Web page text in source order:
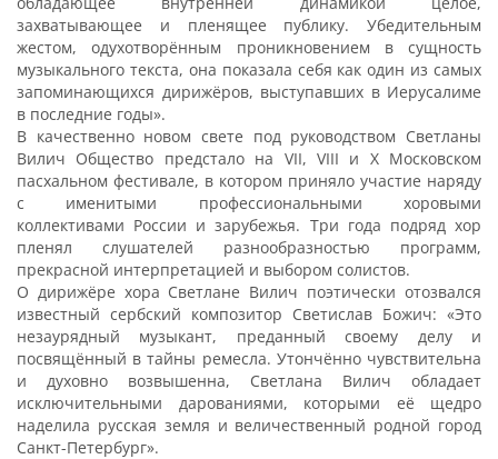
захватывающее и пленящее публику. Убедительным
жестом, одухотворённым проникновением в сущность
музыкального текста, она показала себя как один из самых
запоминающихся дирижёров, выступавших в Иерусалиме
в последние годы».
В качественно новом свете под руководством Светланы
Вилич Общество предстало на VII, VIII и X Московском
пасхальном фестивале, в котором приняло участие наряду
с именитыми профессиональными хоровыми
коллективами России и зарубежья. Три года подряд хор
пленял слушателей разнообразностью программ,
прекрасной интерпретацией и выбором солистов.
О дирижёре хора Светлане Вилич поэтически отозвался
известный сербский композитор Светислав Божич: «Это
незаурядный музыкант, преданный своему делу и
посвящённый в тайны ремесла. Утончённо чувствительна
и духовно возвышенна, Светлана Вилич обладает
исключительными дарованиями, которыми её щедро
наделила русская земля и величественный родной город
Санкт-Петербург».